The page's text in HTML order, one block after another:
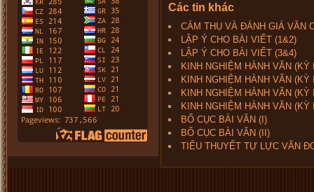
Các tin khác
CẢM THỤ VÀ ĐÁNH GIÁ VĂN
LẬP Ý CHO BÀI VIẾT (1&2)
LẬP Ý CHO BÀI VIẾT (3&4)
KINH NGHIỆM HÀNH VĂN (KỲ
KINH NGHIỆM HÀNH VĂN (KỲ
KINH NGHIỆM HÀNH VĂN (KỲ
KINH NGHIỆM HÀNH VĂN (KỲ
BỐ CỤC BÀI VĂN (I)
BỐ CỤC BÀI VĂN (II)
TIỂU THUYẾT TỰ LỰC VĂN